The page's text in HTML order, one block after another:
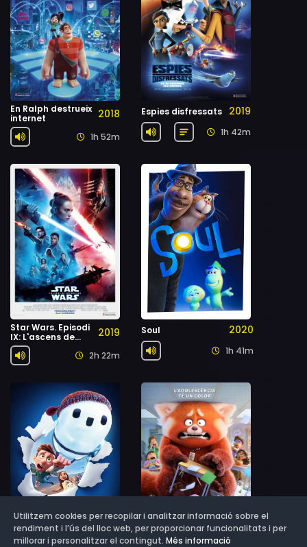
En Ralph destrueix
internet
2018
1h 52m
Espies disfressats 2019
1h 42m
Star Wars. Episodi
IX: L'ascens de
Skywalker
2019
2h 22m
Soul 2020
1h 41m
Utilitzem cookies per recopilar i analitzar informació sobre el
rendiment i l’ús del lloc web, per proporcionar funcionalitats i per
millorar i personalitzar el contingut. Més informació